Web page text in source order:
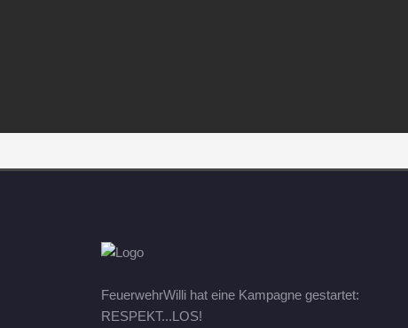
FeuerwehrWilli hat eine Kampagne gestartet:
RESPEKT...LOS!